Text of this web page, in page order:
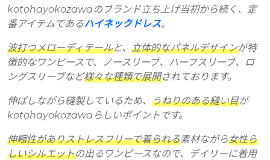
kotohayokozawaのブランド立ち上げ当初から続く、定
番アイテムであるハイネックドレス。
波打つメローディテールと、 立体的なパネルデザインが特
徴的なワンピースで、ノースリーブ、ハーフスリーブ、ロ
ングスリーブなど様々な種類で展開されております。
伸ばしながら縫製しているため、 うねりのある縫い目が
kotohayokozawaらしいポイントです。
伸縮性がありストレスフリーで着られる素材ながら女性ら
しいシルエットの出るワンピースなので、デイリーに着用